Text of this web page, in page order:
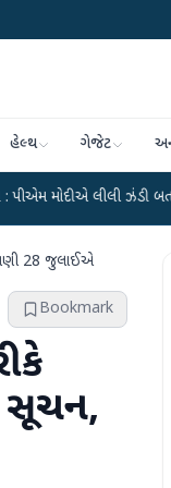
હેલ્થ ગેજેટ
ઝંડી બતાવી ●
28 જુલાઈએ
Bookmark
સૂચન,